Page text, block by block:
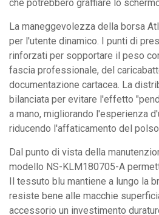
che potrebbero graffiare lo
La maneggevolezza della borsa
per l'utente dinamico. I punti di
rinforzati per sopportare il peso
fascia professionale, del
documentazione cartacea. La
bilanciata per evitare l'effetto
a mano, migliorando l'esperienza
riducendo l'affaticamento del polso.
Dal punto di vista della
modello NS-KLM180705-A
Il tessuto blu mantiene a lungo la
resiste bene alle macchie
accessorio un investimento